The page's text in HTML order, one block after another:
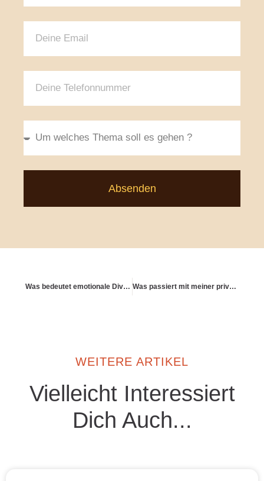
Absenden
Was bedeutet emotionale Dividende im Alter? Was passiert mit meiner privaten Vorsorge bei Scheidung?
WEITERE ARTIKEL
Vielleicht Interessiert
Dich Auch...